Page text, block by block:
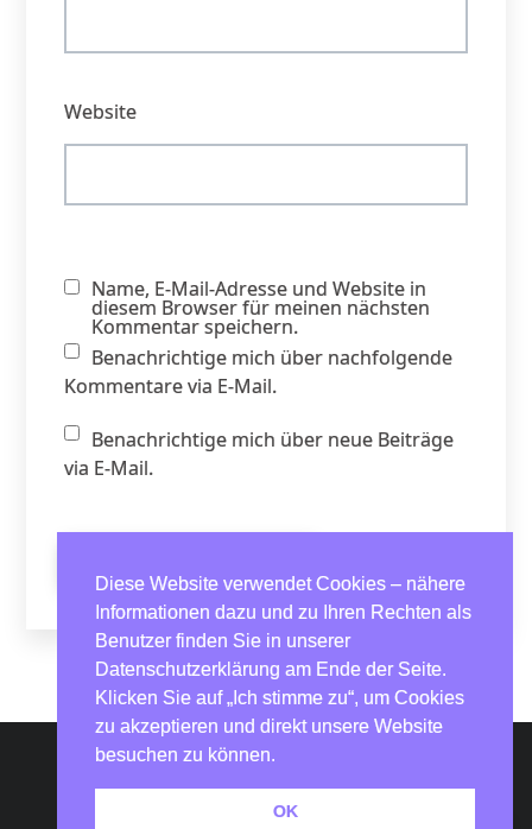
Website
Name, E-Mail-Adresse und Website in
diesem Browser für meinen nächsten
Kommentar speichern.
Benachrichtige mich über nachfolgende
Kommentare via E-Mail.
Benachrichtige mich über neue Beiträge
via E-Mail.
Impressum und Datenschutz
Diese Website verwendet Cookies – nähere
Informationen dazu und zu Ihren Rechten als
Benutzer finden Sie in unserer
Datenschutzerklärung am Ende der Seite.
Klicken Sie auf „Ich stimme zu“, um Cookies
zu akzeptieren und direkt unsere Website
besuchen zu können.
OK